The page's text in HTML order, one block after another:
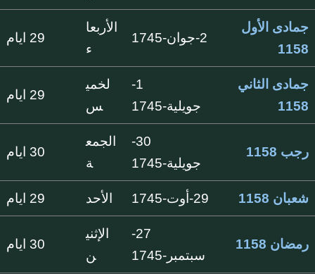
جمادى الأول
1158
2-جوان-1745
الأربعا
ء
29 ايام
جمادى الثاني
1158
1-
جويلية-1745
لخمي
س
29 ايام
رجب 1158
30-
جويلية-1745
الجمع
ة
30 ايام
شعبان 1158 29-أوت-1745 الأحد 29 ايام
رمضان 1158
27-
سبتمبر-1745
الإثني
ن
30 ايام